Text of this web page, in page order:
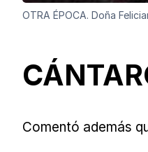
OTRA ÉPOCA. Doña
Comentó además